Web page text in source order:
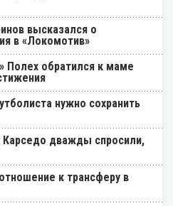
высказался о
в «Локомотив»
Полех обратился к маме
нужно сохранить
дважды спросили,
к трансферу в